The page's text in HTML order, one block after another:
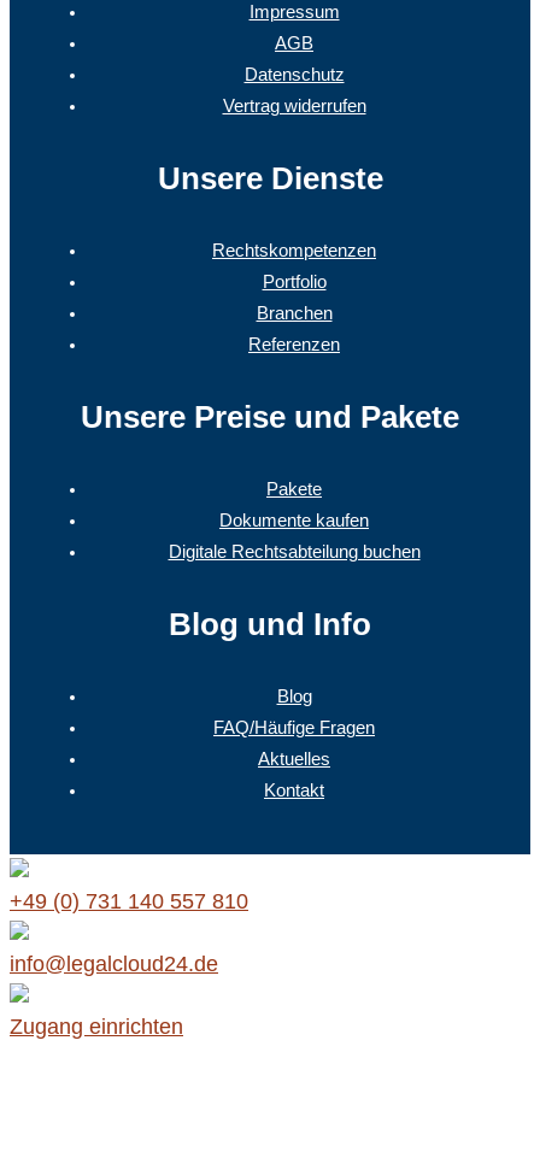
Impressum
AGB
Datenschutz
Vertrag widerrufen
Unsere Dienste
Rechtskompetenzen
Portfolio
Branchen
Referenzen
Unsere Preise und Pakete
Pakete
Dokumente kaufen
Digitale Rechtsabteilung buchen
Blog und Info
Blog
FAQ/Häufige Fragen
Aktuelles
Kontakt
+49 (0) 731 140 557 810
info@legalcloud24.de
Zugang einrichten